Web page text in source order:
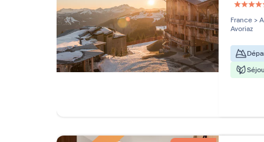
5
France >
Avoriaz